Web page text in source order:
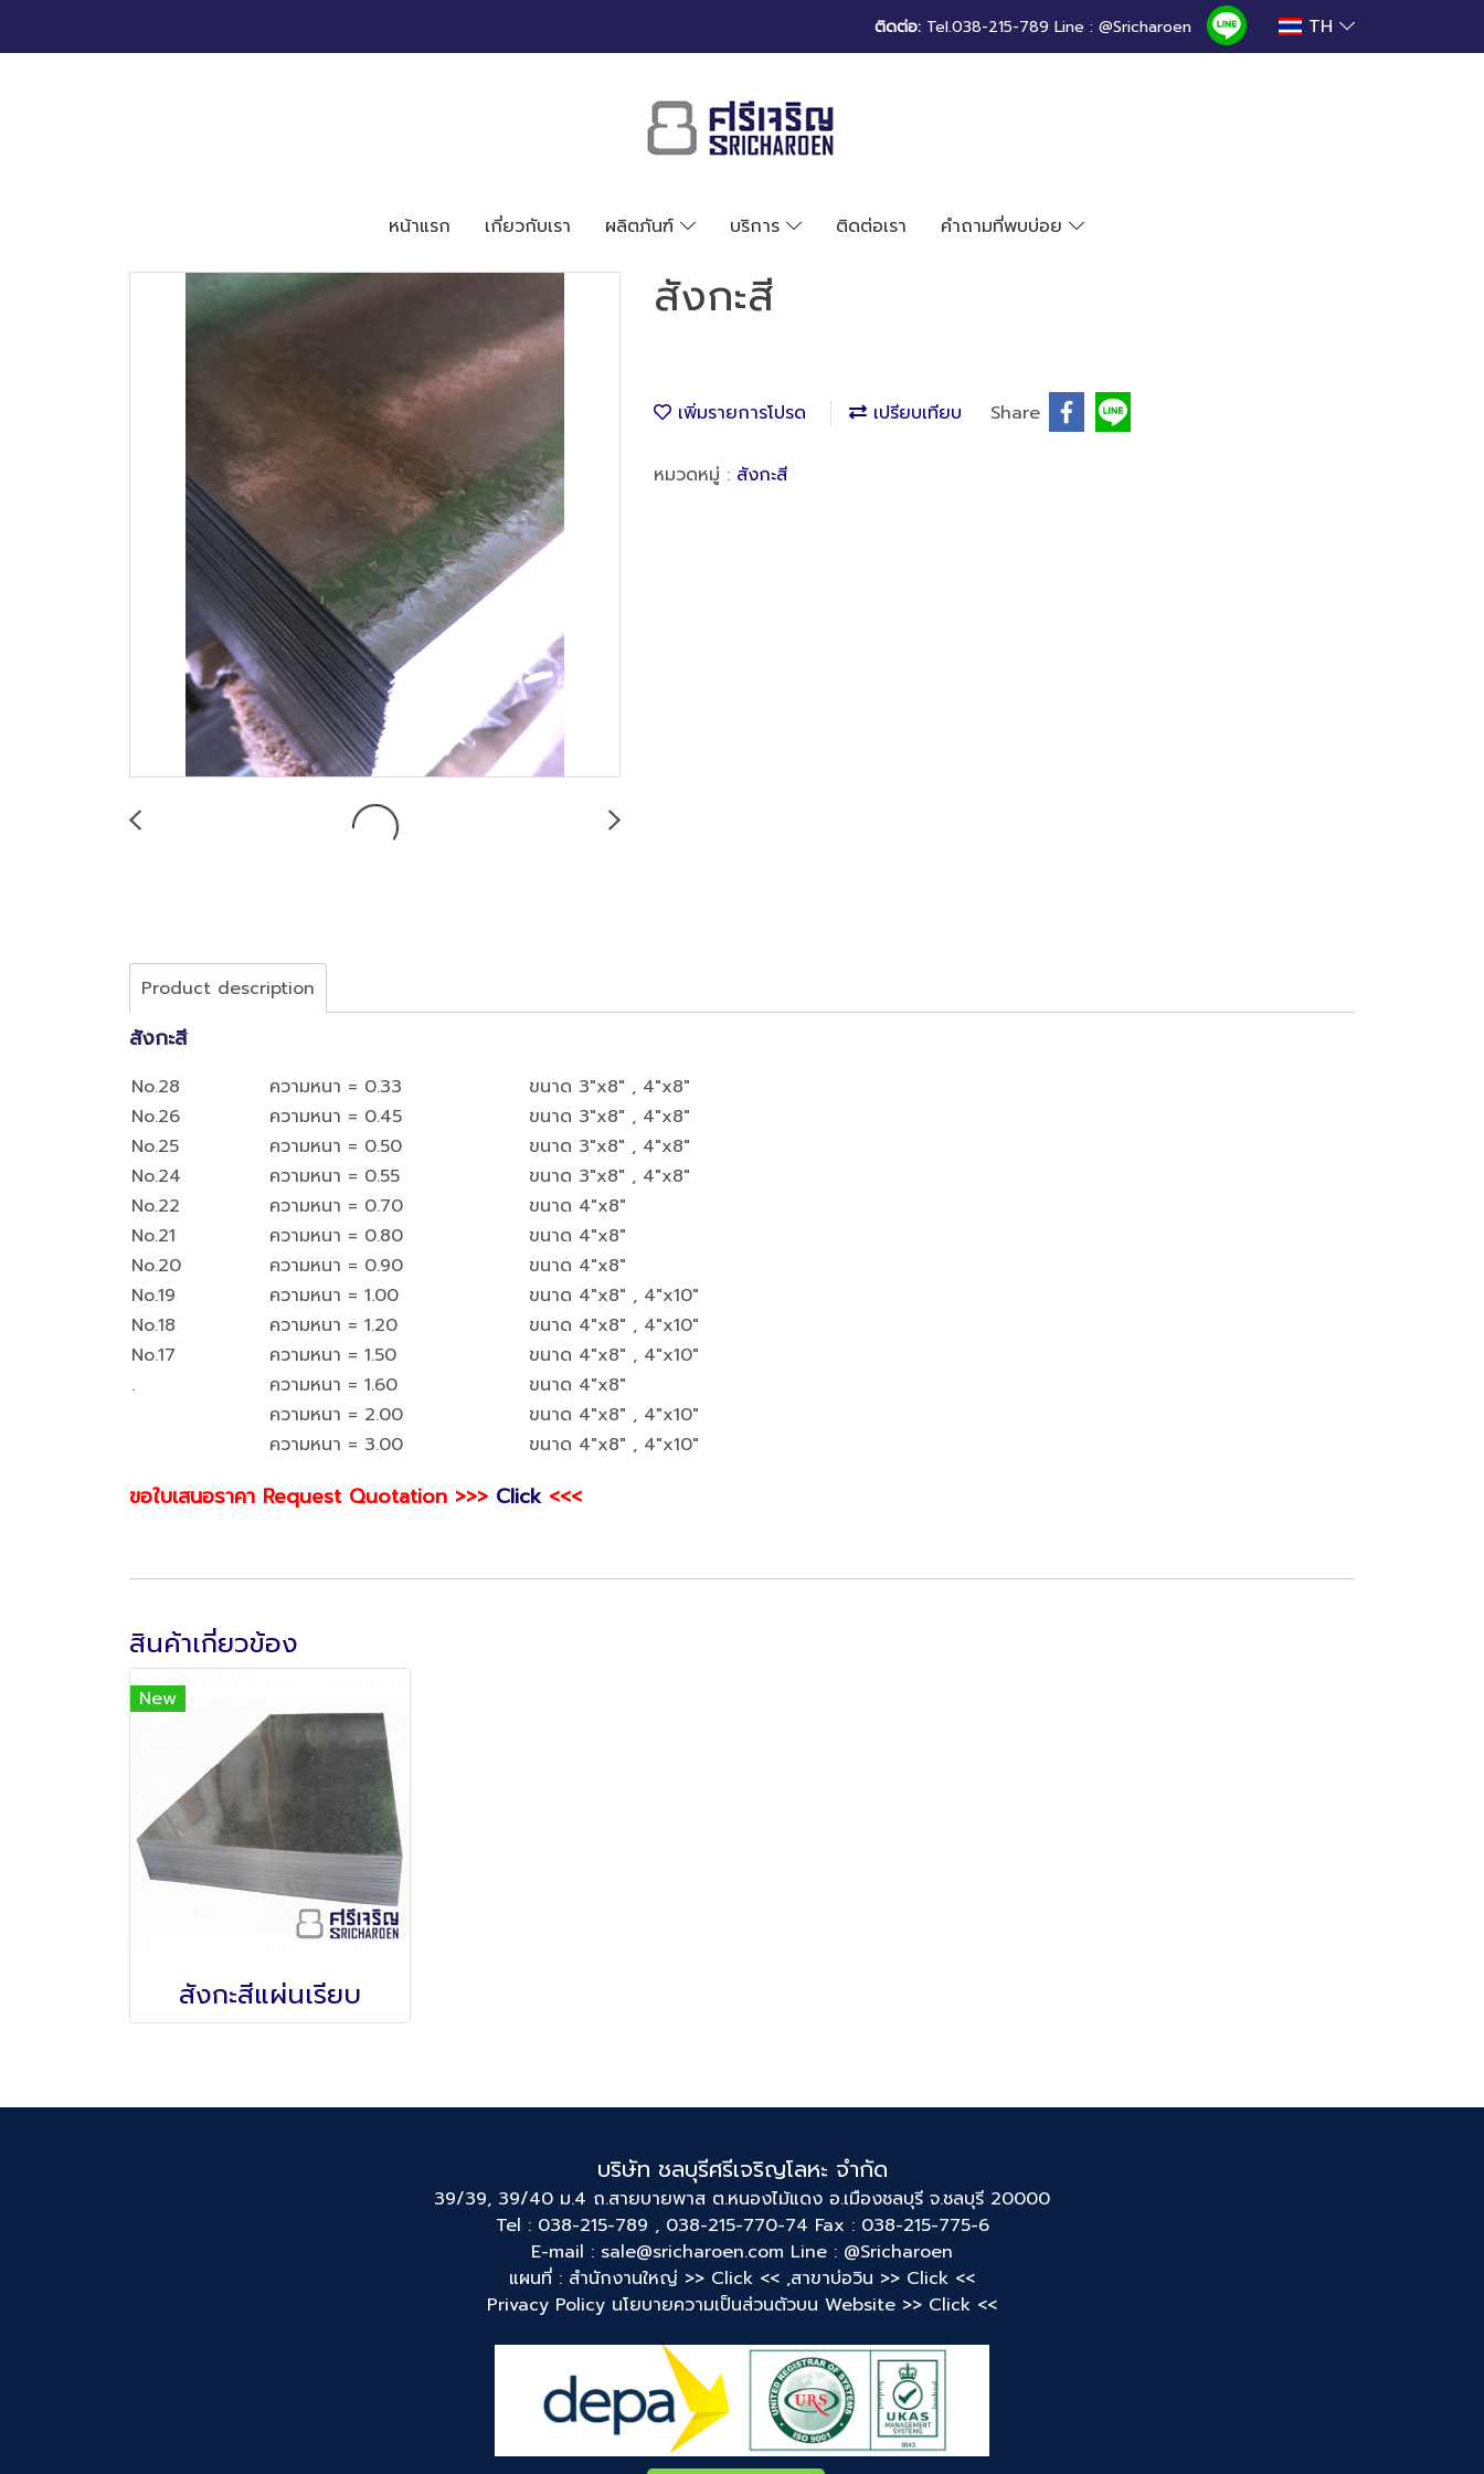
ติดต่อ:Tel.038-215-789 Line : @Sricharoen TH
หน้าแรก เกี่ยวกับเรา ผลิตภันฑ์ บริการ ติดต่อเรา คำถามที่พบบ่อย
สังกะสี
เพิ่มรายการโปรด เปรียบเทียบ Share
หมวดหมู่ : สังกะสี
Product description
สังกะสี
No.28 ความหนา = 0.33
ขนาด 3"x8" , 4"x8"
No.26
ความหนา = 0.45
ขนาด 3"x8" , 4"x8"
No.25
ความหนา = 0.50
ขนาด 3"x8" , 4"x8"
No.24
ความหนา = 0.55
ขนาด 3"x8" , 4"x8"
No.22
ความหนา = 0.70
ขนาด 4"x8"
No.21
ความหนา = 0.80
ขนาด 4"x8"
No.20
ความหนา = 0.90
ขนาด 4"x8"
No.19
ความหนา = 1.00
ขนาด 4"x8" , 4"x10"
No.18
ความหนา = 1.20
ขนาด 4"x8" , 4"x10"
No.17
ความหนา = 1.50
ขนาด 4"x8" , 4"x10"
.
ความหนา = 1.60
ขนาด 4"x8"
ความหนา = 2.00
ขนาด 4"x8" , 4"x10"
ความหนา = 3.00
ขนาด 4"x8" , 4"x10"
ขอใบเสนอราคา Request Quotation >>> Click<<<
สินค้าเกี่ยวข้อง
New
สังกะสีแผ่นเรียบ
บริษัท ชลบุรีศรีเจริญโลหะ จำกัด
39/39, 39/40 ม.4 ถ.สายบายพาส ต.หนองไม้แดง อ.เมืองชลบุรี จ.ชลบุรี 20000
Tel : 038-215-789 , 038-215-770-74 Fax : 038-215-775-6
E-mail : sale@sricharoen.com Line : @Sricharoen
แผนที่ : สำนักงานใหญ่ >> Click << ,สาขาบ่อวิน >> Click <<
Privacy Policy นโยบายความเป็นส่วนตัวบน Website >> Click <<